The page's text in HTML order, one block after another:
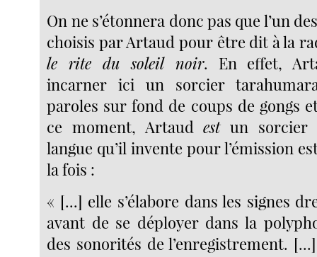
On ne s’étonnera donc pas que l’un
choisis par Artaud pour être dit à la
le rite du soleil noir. En effet,
incarner ici un sorcier
paroles sur fond de coups de gongs
ce moment, Artaudestun sorcier
langue qu’il invente pour l’émission
la fois :
« [...] elle s’élabore dans les signes
avant de se déployer dans la
des sonorités de l’enregistrement.